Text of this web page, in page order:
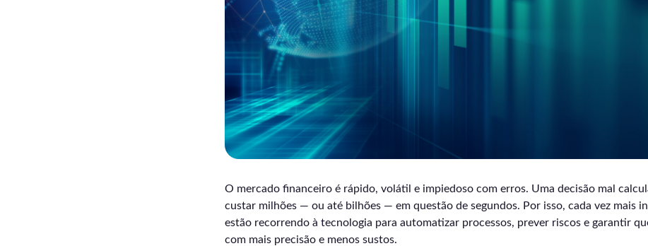
O mercado financeiro é rápido, volátil e impiedoso com erros. Uma decisão mal
custar milhões — ou até bilhões — em questão de segundos. Por isso, cada vez mais
estão recorrendo à tecnologia para automatizar processos, prever riscos e garantir
com mais precisão e menos sustos.